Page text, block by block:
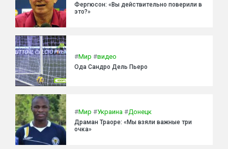
Фергюсон: «Вы действительно поверили в
это?»
#Мир #видео
Ода Сандро Дель Пьеро
#Мир #Украина #Донецк
Драман Траоре: «Мы взяли важные три
очка»